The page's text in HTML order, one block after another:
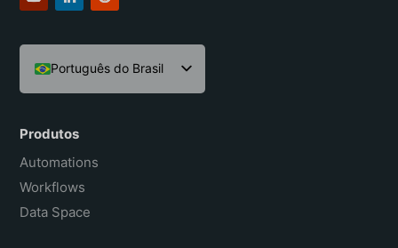
Português do Brasil
English
Español
Français
Produtos
Automations
Workflows
Data Space